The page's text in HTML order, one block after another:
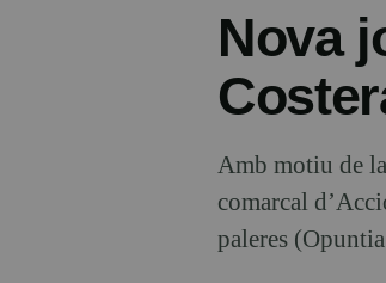
Nova
Amb motiu de
comarcal
paleres